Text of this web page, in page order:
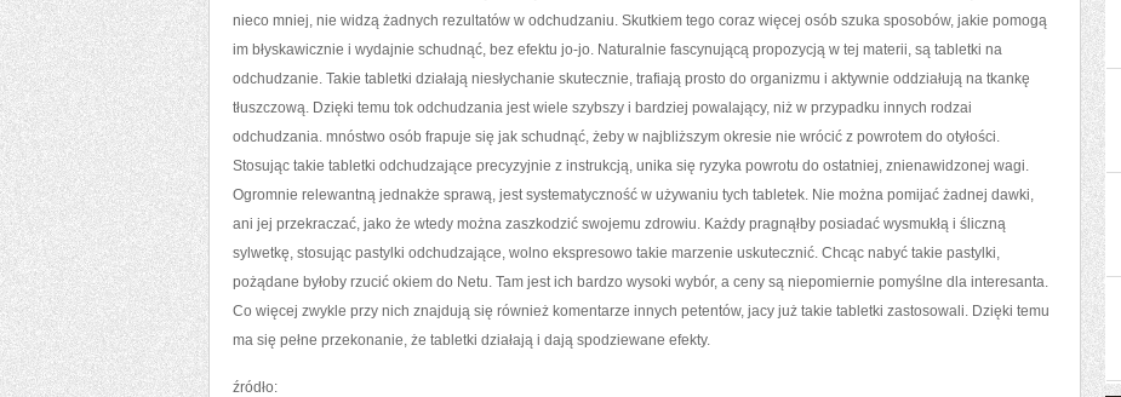
nieco mniej, nie widzą żadnych rezultatów w odchudzaniu. Skutkiem tego coraz więcej osób szuka sposobów, jakie pomogą
im błyskawicznie i wydajnie schudnąć, bez efektu jo-jo. Naturalnie fascynującą propozycją w tej materii, są tabletki na
odchudzanie. Takie tabletki działają niesłychanie skutecznie, trafiają prosto do organizmu i aktywnie oddziałują na tkankę
tłuszczową. Dzięki temu tok odchudzania jest wiele szybszy i bardziej powalający, niż w przypadku innych rodzai
odchudzania. mnóstwo osób frapuje się jak schudnąć, żeby w najbliższym okresie nie wrócić z powrotem do otyłości.
Stosując takie tabletki odchudzające precyzyjnie z instrukcją, unika się ryzyka powrotu do ostatniej, znienawidzonej wagi.
Ogromnie relewantną jednakże sprawą, jest systematyczność w używaniu tych tabletek. Nie można pomijać żadnej dawki,
ani jej przekraczać, jako że wtedy można zaszkodzić swojemu zdrowiu. Każdy pragnąłby posiadać wysmukłą i śliczną
sylwetkę, stosując pastylki odchudzające, wolno ekspresowo takie marzenie uskutecznić. Chcąc nabyć takie pastylki,
pożądane byłoby rzucić okiem do Netu. Tam jest ich bardzo wysoki wybór, a ceny są niepomiernie pomyślne dla interesanta.
Co więcej zwykle przy nich znajdują się również komentarze innych petentów, jacy już takie tabletki zastosowali. Dzięki temu
ma się pełne przekonanie, że tabletki działają i dają spodziewane efekty.
źródło: